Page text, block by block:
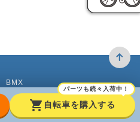
shopping_cart
パーツも続々入荷中！
自転車を購入する
BMX
ピストバイク